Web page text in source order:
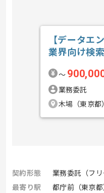
【データエ
業界向け検
〜
業務委託
木場（東京都
契約形態
業務委託（フリ
最寄り駅
都庁前（東京